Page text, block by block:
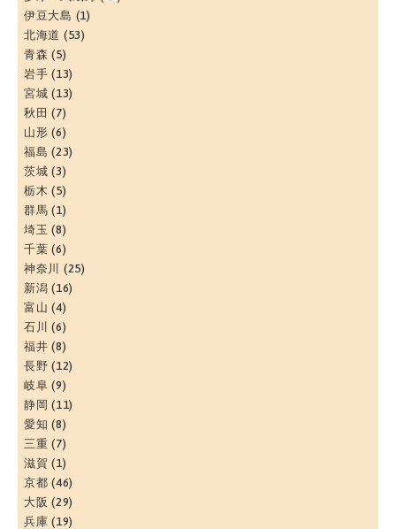
伊豆大島 (1)
北海道 (53)
青森 (5)
岩手 (13)
宮城 (13)
秋田 (7)
山形 (6)
福島 (23)
茨城 (3)
栃木 (5)
群馬 (1)
埼玉 (8)
千葉 (6)
神奈川
(25)
新潟 (16)
富山 (4)
石川 (6)
福井 (8)
長野 (12)
岐阜 (9)
静岡 (11)
愛知 (8)
三重 (7)
滋賀 (1)
京都 (46)
大阪 (29)
兵庫 (19)